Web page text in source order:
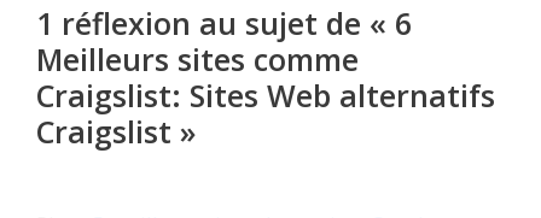
1 réflexion au sujet de « 6
Meilleurs sites comme
Craigslist: Sites Web alternatifs
Craigslist »